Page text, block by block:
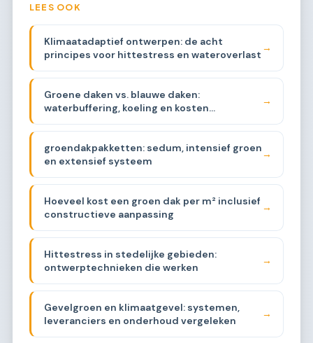
LEES OOK
Klimaatadaptief ontwerpen: de acht
principes voor hittestress en wateroverlast
→
Groene daken vs. blauwe daken:
waterbuffering, koeling en kosten
→
groendakpakketten: sedum, intensief groen
en extensief systeem
→
Hoeveel kost een groen dak per m² inclusief
constructieve aanpassing
→
Hittestress in stedelijke gebieden:
ontwerptechnieken die werken
→
Gevelgroen en klimaatgevel: systemen,
leveranciers en onderhoud vergeleken
→